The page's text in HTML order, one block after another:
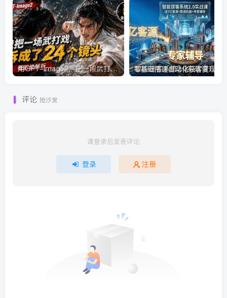
用GPT-Image2，把一段武打对决拆成24个连续镜头，从人物建立、动作衔接、运镜节奏，到情绪爆发
评论 抢沙发
请登录后发表评论
登录 注册